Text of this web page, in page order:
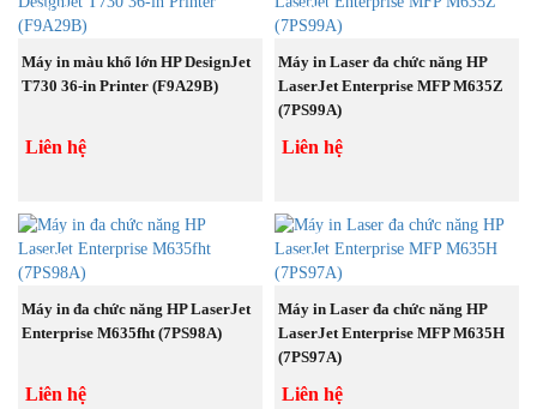
CHẠY
MUA NGAY
Máy in màu khổ lớn HP DesignJet
T730 36-in Printer (F9A29B)
Liên hệ
CHẠY
MUA NGAY
Máy in Laser đa chức năng HP
LaserJet Enterprise MFP M635Z
(7PS99A)
Liên hệ
BÁN
CHẠY
MUA NGAY
Máy in đa chức năng HP LaserJet
Enterprise M635fht (7PS98A)
Liên hệ
BÁN
CHẠY
MUA NGAY
Máy in Laser đa chức năng HP
LaserJet Enterprise MFP M635H
(7PS97A)
Liên hệ